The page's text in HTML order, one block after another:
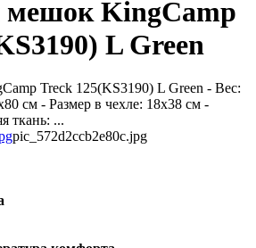
KingCamp
L Green
Treck 125(KS3190) L Green - Вес:
см - Размер в чехле: 18х38 см -
ткань: ...
pic_572d2ccb2e80c.jpg